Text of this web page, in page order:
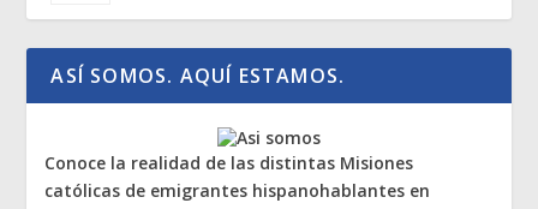
ASÍ SOMOS. AQUÍ ESTAMOS.
Conoce la realidad de las distintas Misiones
católicas de emigrantes hispanohablantes en